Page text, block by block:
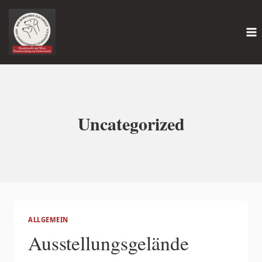
Inhalt
springen
Uncategorized
ALLGEMEIN
Ausstellungsgelände